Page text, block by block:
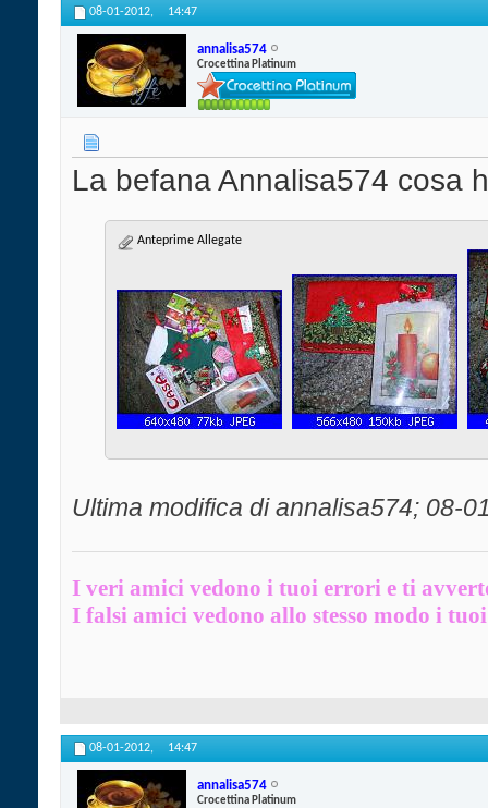
08-01-2012, 14:47
annalisa574
Crocettina Platinum
La befana Annalisa574 cosa
Anteprime Allegate
Ultima modifica di annalisa574; 08-
I veri amici vedono i tuoi errori e ti
I falsi amici vedono allo stesso modo i
08-01-2012, 14:47
annalisa574
Crocettina Platinum